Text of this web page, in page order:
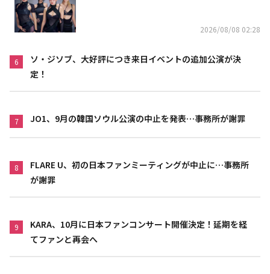
2026/08/08 02:28
6
ソ・ジソブ、大好評につき来日イベントの追加公演が決
定！
7 JO1、9月の韓国ソウル公演の中止を発表…事務所が謝罪
8
FLARE U、初の日本ファンミーティングが中止に…事務所
が謝罪
9
KARA、10月に日本ファンコンサート開催決定！延期を経
てファンと再会へ